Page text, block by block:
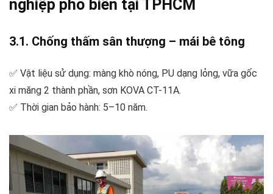
nghiệp phổ biến tại TPHCM
3.1. Chống thấm sân thượng – mái bê tông
✅ Vật liệu sử dụng: màng khò nóng, PU dạng lỏng, vữa gốc
xi măng 2 thành phần, sơn KOVA CT-11A.
✅ Thời gian bảo hành: 5–10 năm.